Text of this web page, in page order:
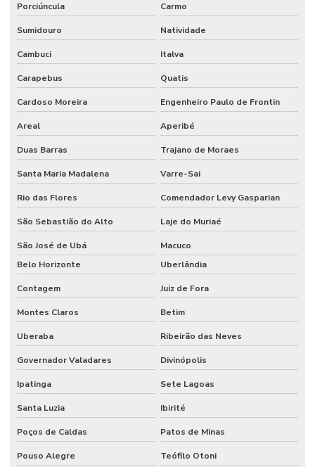
Porciúncula Carmo
Sumidouro Natividade
Cambuci Italva
Carapebus Quatis
Cardoso Moreira Engenheiro Paulo de Frontin
Areal Aperibé
Duas Barras Trajano de Moraes
Santa Maria Madalena Varre-Sai
Rio das Flores Comendador Levy Gasparian
São Sebastião do Alto Laje do Muriaé
São José de Ubá
Macuco
Belo Horizonte
Uberlândia
Contagem Juiz de Fora
Montes Claros Betim
Uberaba Ribeirão das Neves
Governador Valadares Divinópolis
Ipatinga Sete Lagoas
Santa Luzia Ibirité
Poços de Caldas Patos de Minas
Pouso Alegre Teófilo Otoni